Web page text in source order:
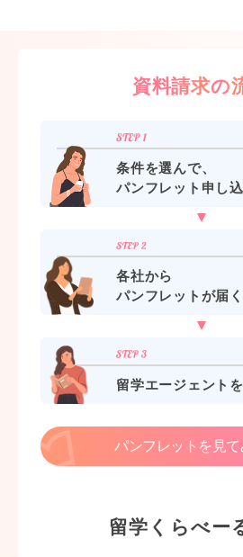
資料請求の
条件を選んで、
パンフレット申し
各社から
パンフレットが届く
留学エージェント
パンフレットを見て
留学くらべー